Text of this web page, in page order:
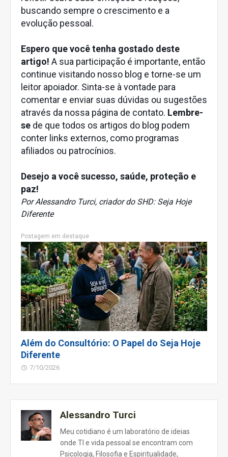
buscando sempre o crescimento e a
evolução pessoal.
Espero que você tenha gostado deste
artigo! A sua participação é importante, então
continue visitando nosso blog e torne-se um
leitor apoiador. Sinta-se à vontade para
comentar e enviar suas dúvidas ou sugestões
através da nossa página de contato. Lembre-
se de que todos os artigos do blog podem
conter links externos, como programas
afiliados ou patrocínios.
Desejo a você sucesso, saúde, proteção e
paz!
Por Alessandro Turci, criador do SHD: Seja Hoje
Diferente
Postagem em destaque
Além do Consultório: O Papel do Seja Hoje
Diferente
7/10/2026
Alessandro Turci
Meu cotidiano é um laboratório de ideias
onde TI e vida pessoal se encontram com
Psicologia, Filosofia e Espiritualidade,